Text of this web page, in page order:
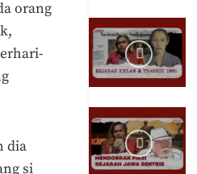
orang
dia
si